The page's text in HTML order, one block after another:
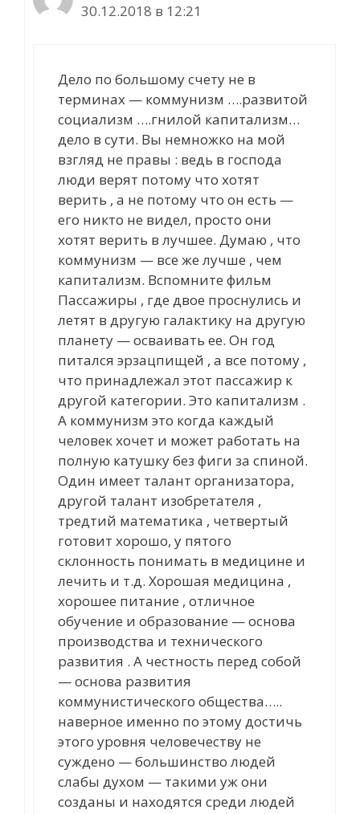
30.12.2018 в 12:21
Дело по большому счету не в
терминах — коммунизм ….развитой
социализм ….гнилой капитализм…
дело в сути. Вы немножко на мой
взгляд не правы : ведь в господа
люди верят потому что хотят
верить , а не потому что он есть —
его никто не видел, просто они
хотят верить в лучшее. Думаю , что
коммунизм — все же лучше , чем
капитализм. Вспомните фильм
Пассажиры , где двое проснулись и
летят в другую галактику на другую
планету — осваивать ее. Он год
питался эрзацпищей , а все потому ,
что принадлежал этот пассажир к
другой категории. Это капитализм .
А коммунизм это когда каждый
человек хочет и может работать на
полную катушку без фиги за спиной.
Один имеет талант организатора,
другой талант изобретателя ,
тредтий математика , четвертый
готовит хорошо, у пятого
склонность понимать в медицине и
лечить и т.д. Хорошая медицина ,
хорошее питание , отличное
обучение и образование — основа
производства и технического
развития . А честность перед собой
— основа развития
коммунистического общества…..
наверное именно по этому достичь
этого уровня человечеству не
суждено — большинство людей
слабы духом — такими уж они
созданы и находятся среди людей